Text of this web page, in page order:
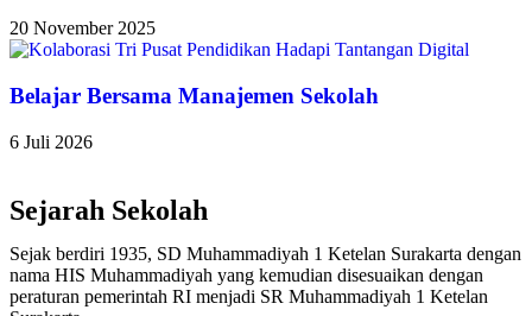
20 November 2025
Belajar Bersama Manajemen Sekolah
6 Juli 2026
Sejarah Sekolah
Sejak berdiri 1935, SD Muhammadiyah 1 Ketelan Surakarta dengan
nama HIS Muhammadiyah yang kemudian disesuaikan dengan
peraturan pemerintah RI menjadi SR Muhammadiyah 1 Ketelan